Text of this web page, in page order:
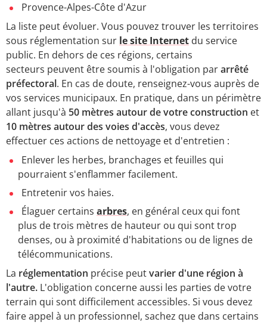
Provence-Alpes-Côte d'Azur
La liste peut évoluer. Vous pouvez trouver les territoires
sous réglementation sur le site Internet du service
public. En dehors de ces régions, certains
secteurs peuvent être soumis à l'obligation pararrêté
préfectoral. En cas de doute, renseignez-vous auprès de
vos services municipaux. En pratique, dans un périmètre
allant jusqu'à 50 mètres autour de votre construction et
10 mètres autour des voies d'accès, vous devez
effectuer ces actions de nettoyage et d'entretien :
Enlever les herbes, branchages et feuilles qui
pourraient s'enflammer facilement.
Entretenir vos haies.
Élaguer certains arbres, en général ceux qui font
plus de trois mètres de hauteur ou qui sont trop
denses, ou à proximité d'habitations ou de lignes de
télécommunications.
​​​​​​​La réglementation précise peutvarier d'une région à
l'autre. L'obligation concerne aussi les parties de votre
terrain qui sont difficilement accessibles. Si vous devez
faire appel à un professionnel, sachez que dans certains